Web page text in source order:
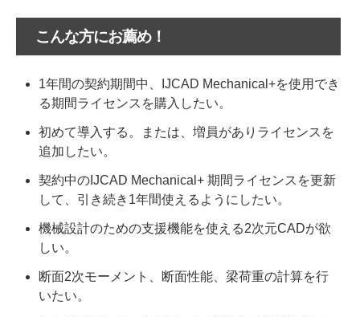
こんな方にお薦め！
1年間の契約期間中、IJCAD Mechanical+を使用でき
る期間ライセンスを購入したい。
初めて導入する。または、増員がありライセンスを
追加したい。
契約中のIJCAD Mechanical+ 期間ライセンスを更新
して、引き続き1年間使えるようにしたい。
機械設計のための支援機能を使える2次元CADが欲
しい。
断面2次モーメント、断面性能、梁荷重の計算を行
いたい。